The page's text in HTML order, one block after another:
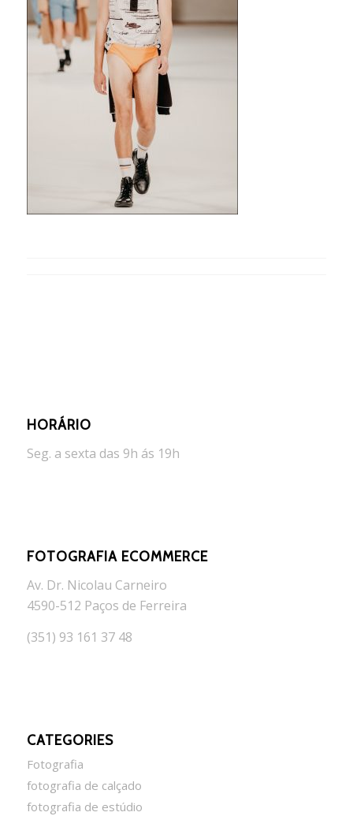
HORÁRIO
Seg. a sexta das 9h ás 19h
FOTOGRAFIA ECOMMERCE
Av. Dr. Nicolau Carneiro
4590-512 Paços de Ferreira
(351) 93 161 37 48
CATEGORIES
Fotografia
fotografia de calçado
fotografia de estúdio